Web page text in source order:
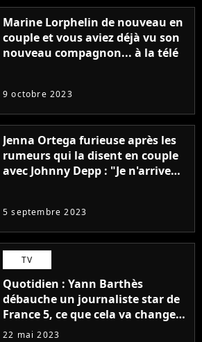
Marine Lorphelin de nouveau en
couple et vous aviez déjà vu son
nouveau compagnon... à la télé
9 octobre 2023
Jenna Ortega furieuse après les
rumeurs qui la disent en couple
avec Johnny Depp : "Je n'arrive
5 septembre 2023
TV
Quotidien : Yann Barthès
débauche un journaliste star de
France 5, ce que cela va changer
à la rentrée
22 mai 2023